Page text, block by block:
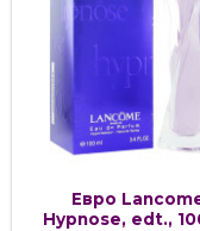
Евро
Hypnose, edt.,